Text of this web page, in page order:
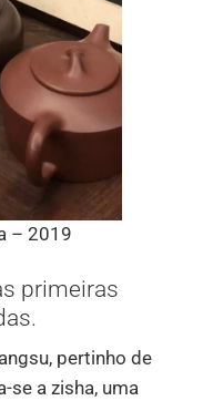
– 2019
primeiras
pertinho de
se a zisha, uma